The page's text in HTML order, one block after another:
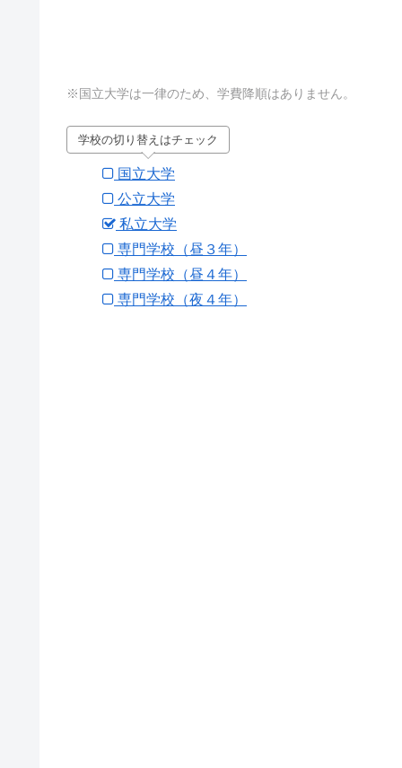
※国立大学は一律のため、学費降順はありません。
学校の切り替えはチェック
国立大学
公立大学
私立大学
専門学校（昼３年）
専門学校（昼４年）
専門学校（夜４年）